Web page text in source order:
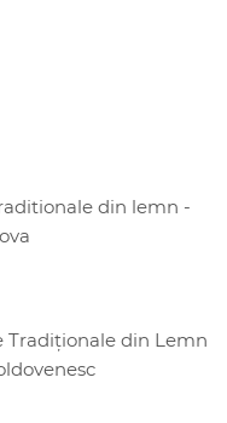
din lemn -
Tradiționale din Lemn